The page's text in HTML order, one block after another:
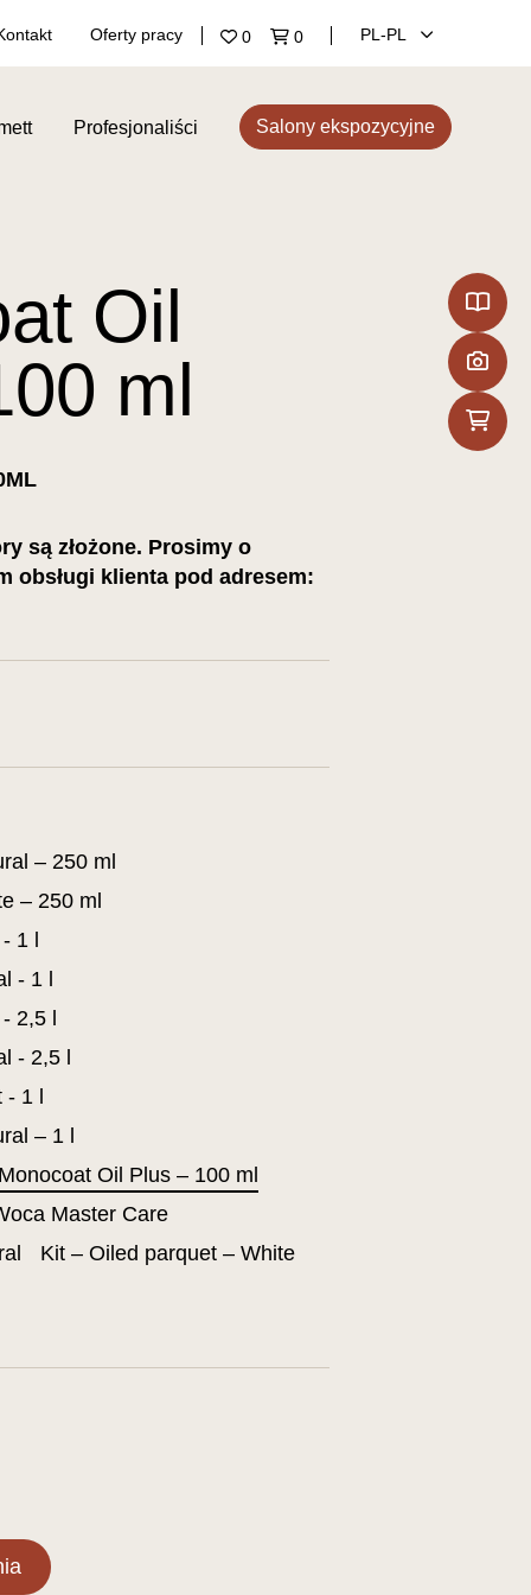
Oferty pracy 0 0 PL‑PL
Profesjonaliści Salony ekspozycyjne
Oil
ml
są złożone. Prosimy o
obsługi klienta pod adresem:
– 250 ml
– 250 ml
1 l
- 1 l
2,5 l
- 2,5 l
1 l
– 1 l
Monocoat Oil Plus – 100 ml
Master Care
Kit – Oiled parquet – White